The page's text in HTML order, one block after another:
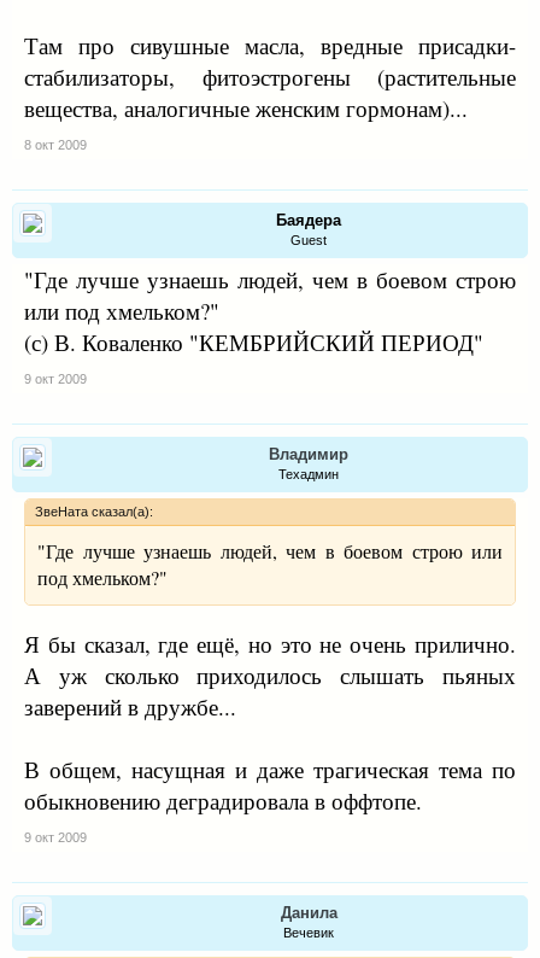
Там про сивушные масла, вредные присадки-
стабилизаторы, фитоэстрогены (растительные
вещества, аналогичные женским гормонам)...
8 окт 2009
Баядера
Guest
"Где лучше узнаешь людей, чем в боевом строю
или под хмельком?"
(с) В. Коваленко "КЕМБРИЙСКИЙ ПЕРИОД"
9 окт 2009
Владимир
Техадмин
ЗвеНата сказал(а):
"Где лучше узнаешь людей, чем в боевом строю или
под хмельком?"
Я бы сказал, где ещё, но это не очень прилично.
А уж сколько приходилось слышать пьяных
заверений в дружбе...
В общем, насущная и даже трагическая тема по
обыкновению деградировала в оффтопе.
9 окт 2009
Данила
Вечевик